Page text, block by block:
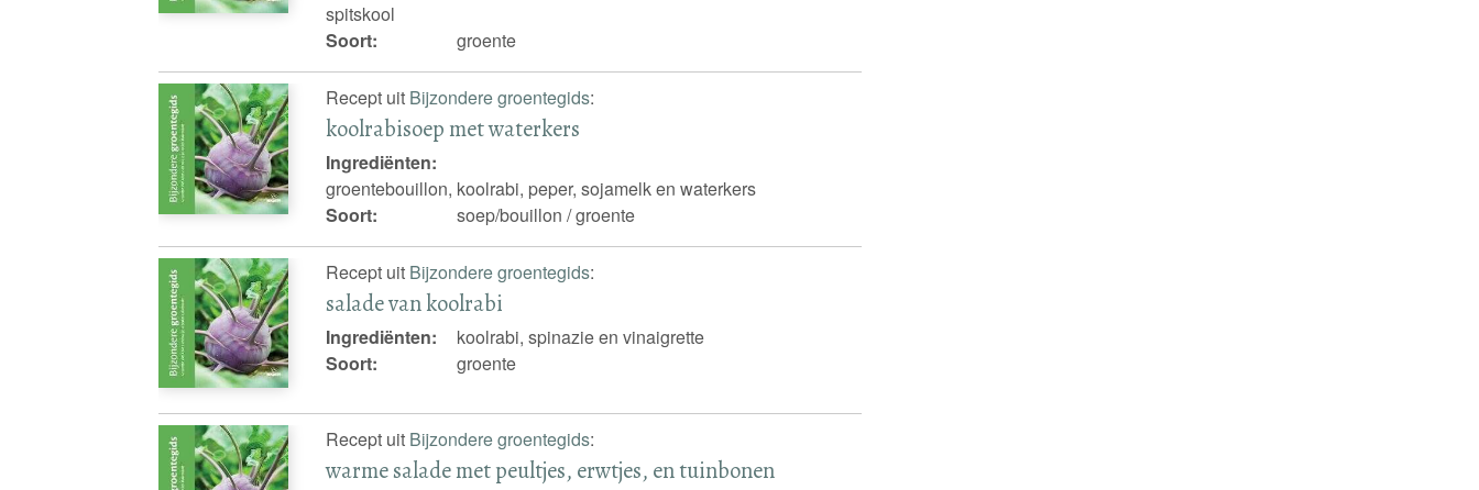
spitskool
Soort:
groente
Recept uit Bijzondere groentegids:
koolrabisoep met waterkers
Ingrediënten:
groentebouillon, koolrabi, peper, sojamelk en waterkers
Soort:
soep/bouillon / groente
Recept uit Bijzondere groentegids:
salade van koolrabi
Ingrediënten:
koolrabi, spinazie en vinaigrette
Soort:
groente
Recept uit Bijzondere groentegids:
warme salade met peultjes, erwtjes, en tuinbonen